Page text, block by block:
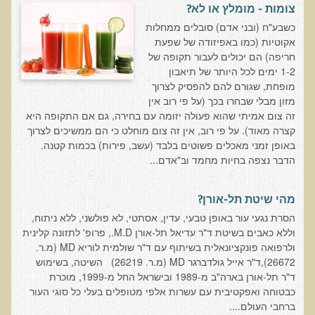
המזון: תרופה או מניעה
רכישת סדנת המזון: תרופה או מניעה
מתכות רעילות
רכישת סדנת מתכות רעילות
שאלות ותשובות מסדנת מתכות רעילות
האבחון הקליני והטיפול בבעיות של חילוף חומרים
שאלות ותשובות מסדנת חילוף חומרים
רכישת סדנת מחלות כלי דם ולב
הקרינה והשדות האלקטרומגנטיים
רכישת סדנת הקרינה והשדות האלקטרומגנטיים
מערכת התריס
רכישת סדנת בלוטת התריס ומערכת התריס
צומות - מומלץ או לא?
כשבע"ח (ובני אדם) סובלים ממחלות
אקוטיות (כמו באפיזודה של שפעת
חריפה) הם יכולים לעבור תקופה של
1-2 ימים לכל היותר של תיאבון
מופחת, שגורם להם להפסיק לצרוך
מזון מבלי שבחרו בכך (על פי רוב אין
זה צום אמיתי שהוא פעולה יזומה עם בחירה, גם אם התקופה היא
קצרה מאוד). על פי רוב, אין זה צום מוחלט כי הם ממשיכים לצרוך
באופן זמני מאכלים פשוטים בלבד (עשב, פירות) בכמות קטנה.
הדבר נצפה בחיות מחמד וב"אדם...
מהי שיטת תל-אורן?
הסרת נגעי עור באופן טבעי, עדין, אסתטי, לא פולשני, ללא ניתוח,
וללא כאבים בשיטת ד"ר עדיאל תל-אורן M.D., פרופ' לתזונה קלינית
ולרפואה פונקציונאלית בשיתוף עם ד"ר שולמית לוריא MD (מ.ר.
26672),ד"ר אייל גולדברגר MD (מ.ר. 26219) השיטה, בשימוש
ד"ר תל-אורן בארה"ב מ-1989 ובישראל החל מ-1999, מוכרת
כבטוחה ואפקטיבית עם עשרות אלפי מטופלים בעלי כל סוגי העור
ברחבי העולם....